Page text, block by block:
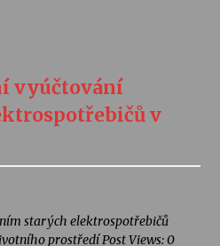
vyúčtování
v
starých elektrospotřebičů
prostředí Post Views: 0